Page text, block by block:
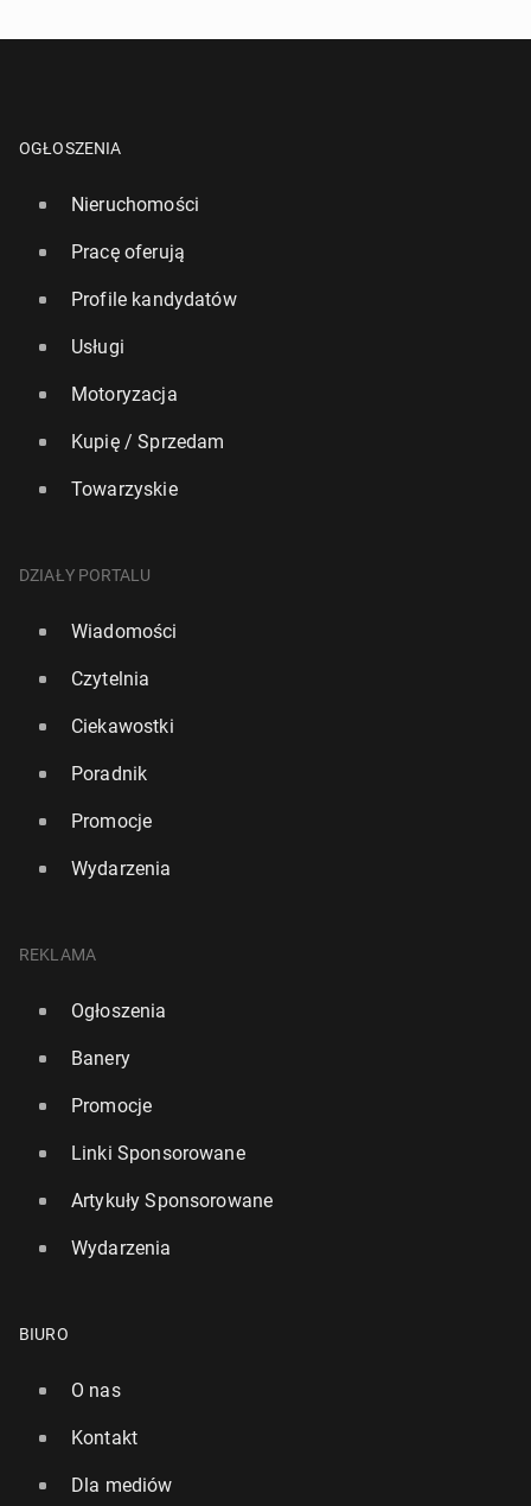
OGŁOSZENIA
Nieruchomości
Pracę oferują
Profile kandydatów
Usługi
Motoryzacja
Kupię / Sprzedam
Towarzyskie
DZIAŁY PORTALU
Wiadomości
Czytelnia
Ciekawostki
Poradnik
Promocje
Wydarzenia
REKLAMA
Ogłoszenia
Banery
Promocje
Linki Sponsorowane
Artykuły Sponsorowane
Wydarzenia
BIURO
O nas
Kontakt
Dla mediów